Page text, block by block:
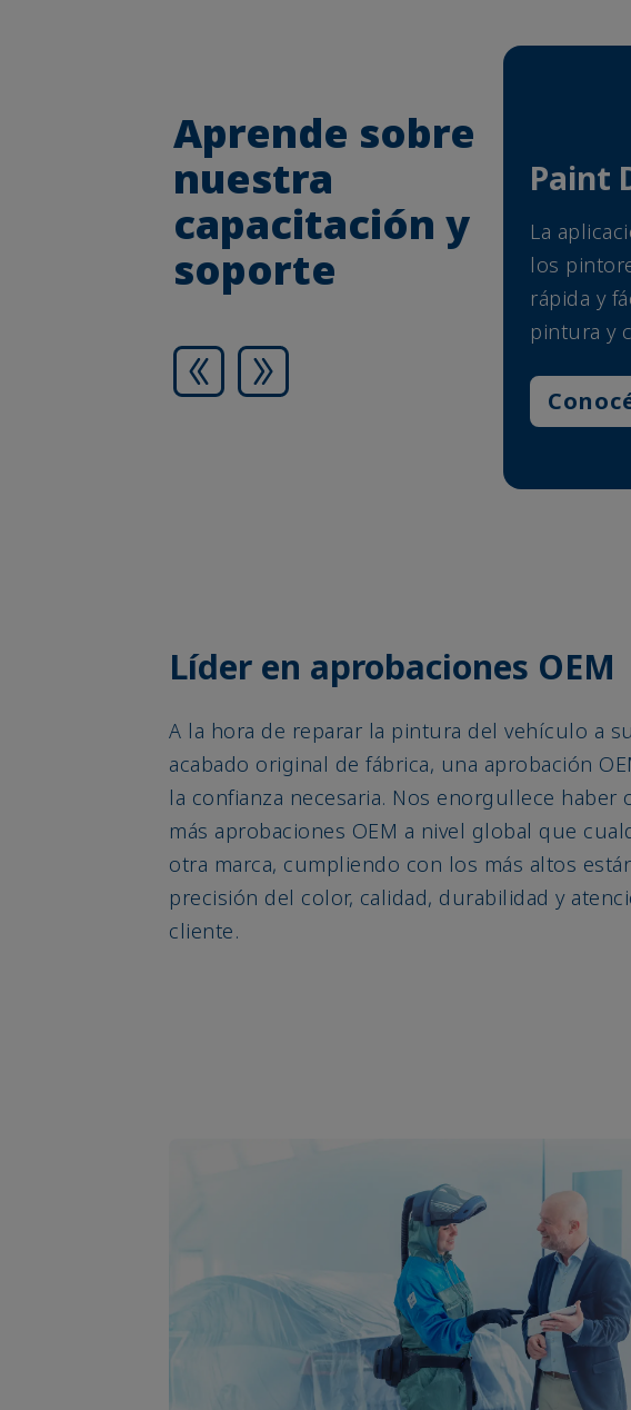
Aprende sobre
nuestra
capacitación y
soporte
Paint
La
los
rápida y
pintura y
Líder en aprobaciones OEM
A la hora de reparar la pintura del vehículo a su
acabado original de fábrica, una aprobación
la confianza necesaria. Nos enorgullece haber
más aprobaciones OEM a nivel global que
otra marca, cumpliendo con los más altos
precisión del color, calidad, durabilidad y
cliente.